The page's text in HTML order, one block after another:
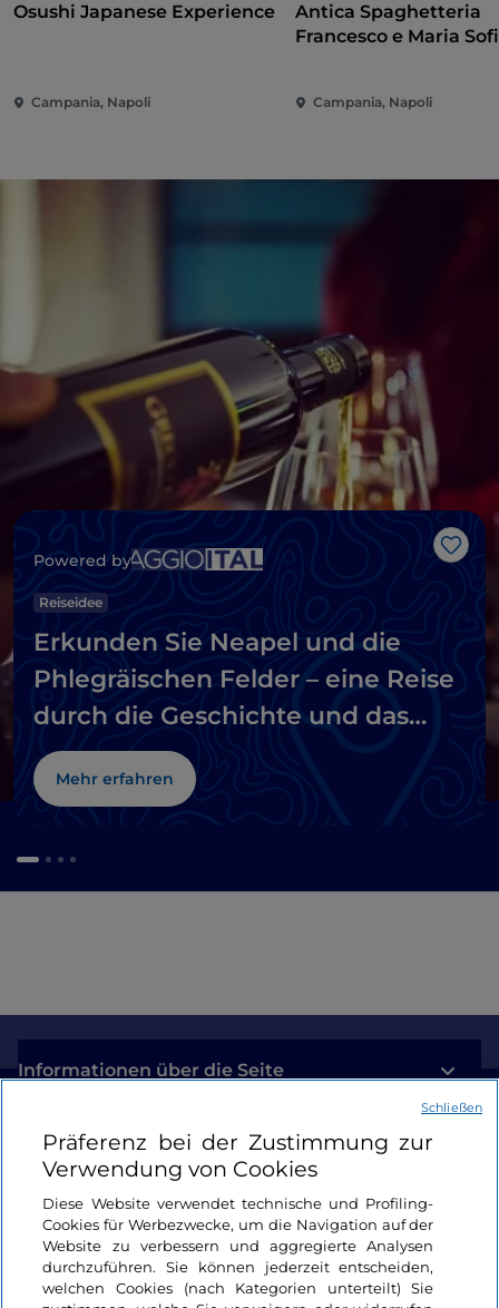
Osushi Japanese Experience
Campania, Napoli
Antica Spaghetteria
Francesco e Maria
Campania, Napoli
Like
Powered by
Reiseidee
Erkunden Sie Neapel und die
Phlegräischen Felder – eine Reise
durch die Geschichte und das
Meer
Mehr erfahren
Informationen über die Seite
Nützliche Links
Login
Bleiben wir in Kontakt
Präferenz bei der Zustimmung zur
Verwendung von Cookies
Diese Website verwendet technische und Profiling-
Cookies für Werbezwecke, um die Navigation auf der
Website zu verbessern und aggregierte Analysen
durchzuführen. Sie können jederzeit entscheiden,
welchen Cookies (nach Kategorien unterteilt) Sie
Schließen